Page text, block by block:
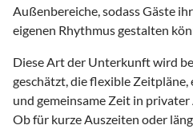
Außenbereiche, sodass Gäste
eigenen Rhythmus gestalten
Diese Art der Unterkunft wird
geschätzt, die flexible
und gemeinsame Zeit in
Ob für kurze Auszeiten oder